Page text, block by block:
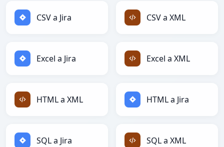
CSV a Jira CSV a XML
Excel a Jira Excel a XML
HTML a XML HTML a Jira
SQL a Jira SQL a XML